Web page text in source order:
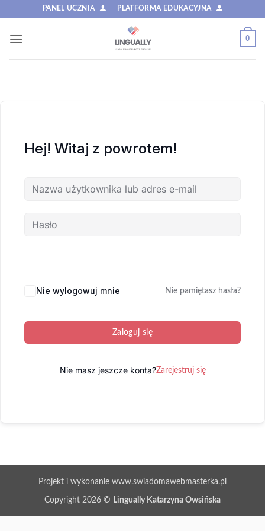
zawartości
PANEL UCZNIA PLATFORMA EDUKACYJNA
0
Hej! Witaj z powrotem!
Nie wylogowuj mnie Nie pamiętasz hasła?
Zaloguj się
Nie masz jeszcze konta?Zarejestruj się
Projekt i wykonanie www.swiadomawebmasterka.pl
Copyright 2026 © Lingually Katarzyna Owsińska